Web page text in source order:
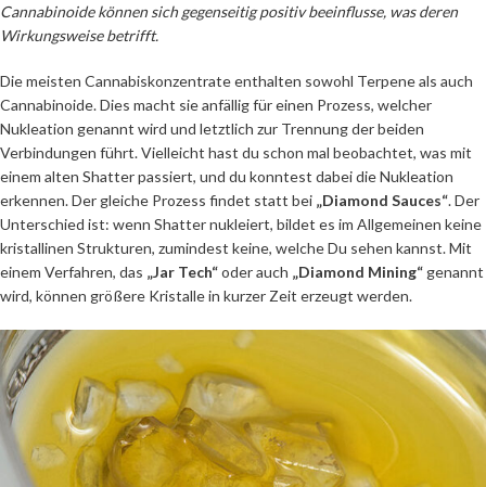
Cannabinoide können sich gegenseitig positiv beeinflusse, was deren
Wirkungsweise betrifft.
Die meisten Cannabiskonzentrate enthalten sowohl Terpene als auch
Cannabinoide. Dies macht sie anfällig für einen Prozess, welcher
Nukleation genannt wird und letztlich zur Trennung der beiden
Verbindungen führt. Vielleicht hast du schon mal beobachtet, was mit
einem alten Shatter passiert, und du konntest dabei die Nukleation
erkennen. Der gleiche Prozess findet statt bei „Diamond Sauces“. Der
Unterschied ist: wenn Shatter nukleiert, bildet es im Allgemeinen keine
kristallinen Strukturen, zumindest keine, welche Du sehen kannst. Mit
einem Verfahren, das „Jar Tech“oder auch „Diamond Mining“ genannt
wird, können größere Kristalle in kurzer Zeit erzeugt werden.